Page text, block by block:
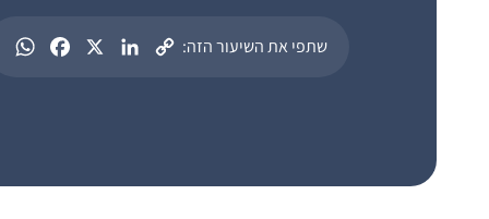
שתפי את השיעור הזה: